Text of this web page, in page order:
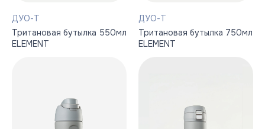
ДУО-Т
Тритановая бутылка 550мл
ELEMENT
ДУО-Т
Тритановая бутылка 750мл
ELEMENT